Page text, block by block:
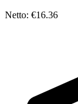
Netto: €16.36